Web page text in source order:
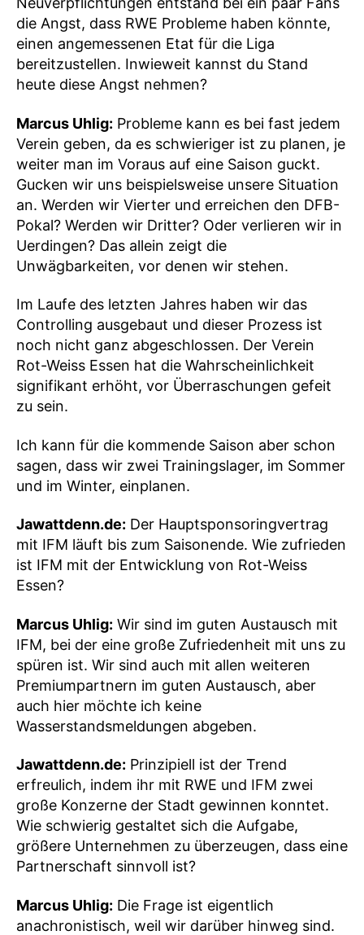
die Angst, dass RWE Probleme haben könnte,
einen angemessenen Etat für die Liga
bereitzustellen. Inwieweit kannst du Stand
heute diese Angst nehmen?
Marcus Uhlig: Probleme kann es bei fast jedem
Verein geben, da es schwieriger ist zu planen, je
weiter man im Voraus auf eine Saison guckt.
Gucken wir uns beispielsweise unsere Situation
an. Werden wir Vierter und erreichen den DFB-
Pokal? Werden wir Dritter? Oder verlieren wir in
Uerdingen? Das allein zeigt die
Unwägbarkeiten, vor denen wir stehen.
Im Laufe des letzten Jahres haben wir das
Controlling ausgebaut und dieser Prozess ist
noch nicht ganz abgeschlossen. Der Verein
Rot-Weiss Essen hat die Wahrscheinlichkeit
signifikant erhöht, vor Überraschungen gefeit
zu sein.
Ich kann für die kommende Saison aber schon
sagen, dass wir zwei Trainingslager, im Sommer
und im Winter, einplanen.
Jawattdenn.de: Der Hauptsponsoringvertrag
mit IFM läuft bis zum Saisonende. Wie zufrieden
ist IFM mit der Entwicklung von Rot-Weiss
Essen?
Marcus Uhlig: Wir sind im guten Austausch mit
IFM, bei der eine große Zufriedenheit mit uns zu
spüren ist. Wir sind auch mit allen weiteren
Premiumpartnern im guten Austausch, aber
auch hier möchte ich keine
Wasserstandsmeldungen abgeben.
Jawattdenn.de: Prinzipiell ist der Trend
erfreulich, indem ihr mit RWE und IFM zwei
große Konzerne der Stadt gewinnen konntet.
Wie schwierig gestaltet sich die Aufgabe,
größere Unternehmen zu überzeugen, dass eine
Partnerschaft sinnvoll ist?
Marcus Uhlig: Die Frage ist eigentlich
anachronistisch, weil wir darüber hinweg sind.